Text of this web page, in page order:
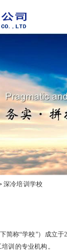
深冷培训学校
简称“学校”）成立
训的专业机构。